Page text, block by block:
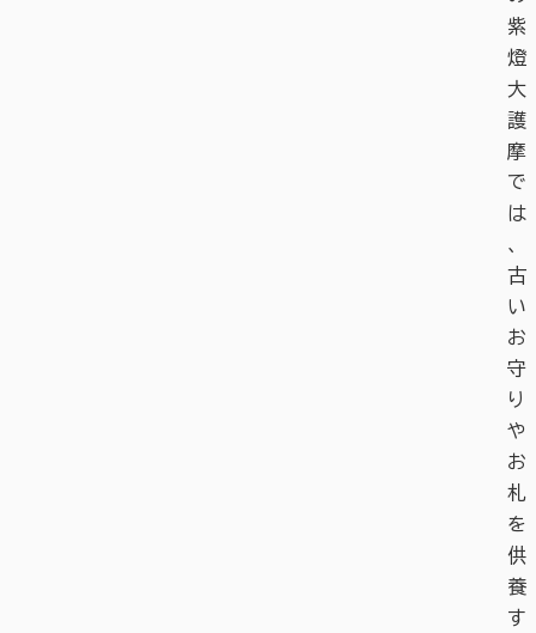
紫
燈
大
護
摩
で
は
、
古
い
お
守
り
や
お
札
を
供
養
す